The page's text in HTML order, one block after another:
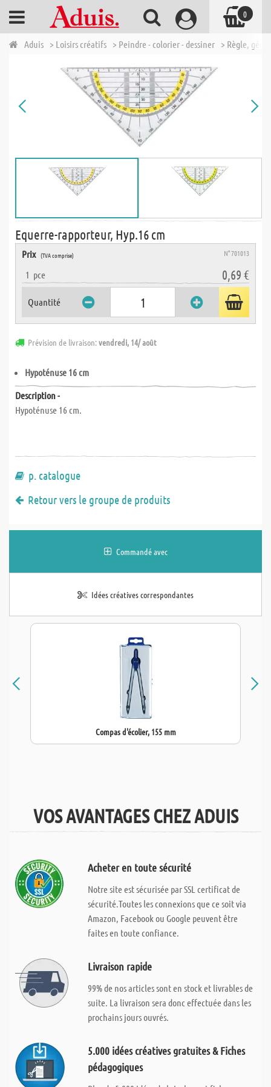
Aduis > Loisirs créatifs > Peindre - colorier - dessiner > Règle,
Equerre-rapporteur, Hyp.16 cm
Prix (TVA comprise) N° 701013
1 pce 0,69 €
Quantité
Prévision de livraison:vendredi, 14/ août
Hypoténuse 16 cm
Description -
Hypoténuse 16 cm.
p. catalogue
Retour vers le groupe de produits
Commandé avec
Idées créatives correspondantes
Compas d'écolier, 155 mm
VOS AVANTAGES CHEZ ADUIS
Acheter en toute sécurité
Notre site est sécurisée par SSL certificat de
sécurité.Toutes les connexions que ce soit via
Amazon, Facebook ou Google peuvent être
faites en toute confiance.
Livraison rapide
99% de nos articles sont en stock et livrables de
suite. La livraison sera donc effectuée dans les
prochains jours ouvrés.
5.000 idées créatives gratuites & Fiches
pédagogiques
0